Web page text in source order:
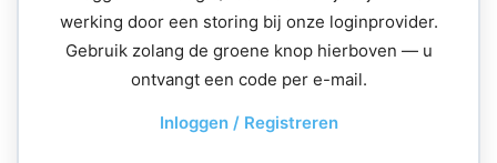
werking door een storing bij onze loginprovider.
Gebruik zolang de groene knop hierboven — u
ontvangt een code per e-mail.
Inloggen / Registreren